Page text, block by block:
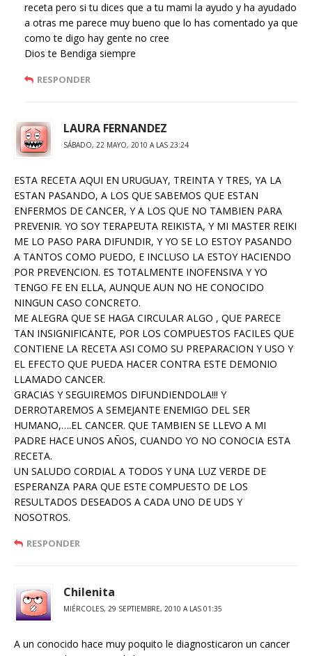
receta pero si tu dices que a tu mami la ayudo y ha ayudado
a otras me parece muy bueno que lo has comentado ya que
como te digo hay gente no cree
Dios te Bendiga siempre
RESPONDER
LAURA FERNANDEZ
SÁBADO, 22 MAYO, 2010 A LAS 23:24
ESTA RECETA AQUI EN URUGUAY, TREINTA Y TRES, YA LA
ESTAN PASANDO, A LOS QUE SABEMOS QUE ESTAN
ENFERMOS DE CANCER, Y A LOS QUE NO TAMBIEN PARA
PREVENIR. YO SOY TERAPEUTA REIKISTA, Y MI MASTER REIKI
ME LO PASO PARA DIFUNDIR, Y YO SE LO ESTOY PASANDO
A TANTOS COMO PUEDO, E INCLUSO LA ESTOY HACIENDO
POR PREVENCION. ES TOTALMENTE INOFENSIVA Y YO
TENGO FE EN ELLA, AUNQUE AUN NO HE CONOCIDO
NINGUN CASO CONCRETO.
ME ALEGRA QUE SE HAGA CIRCULAR ALGO , QUE PARECE
TAN INSIGNIFICANTE, POR LOS COMPUESTOS FACILES QUE
CONTIENE LA RECETA ASI COMO SU PREPARACION Y USO Y
EL EFECTO QUE PUEDA HACER CONTRA ESTE DEMONIO
LLAMADO CANCER.
GRACIAS Y SEGUIREMOS DIFUNDIENDOLA!!! Y
DERROTAREMOS A SEMEJANTE ENEMIGO DEL SER
HUMANO,….EL CANCER. QUE TAMBIEN SE LLEVO A MI
PADRE HACE UNOS AÑOS, CUANDO YO NO CONOCIA ESTA
RECETA.
UN SALUDO CORDIAL A TODOS Y UNA LUZ VERDE DE
ESPERANZA PARA QUE ESTE COMPUESTO DE LOS
RESULTADOS DESEADOS A CADA UNO DE UDS Y
NOSOTROS.
RESPONDER
Chilenita
MIÉRCOLES, 29 SEPTIEMBRE, 2010 A LAS 01:35
A un conocido hace muy poquito le diagnosticaron un cancer